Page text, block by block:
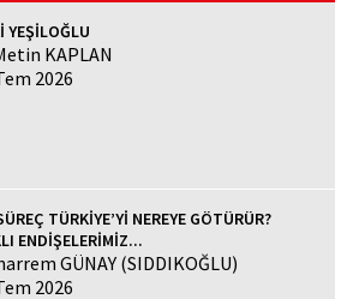
YEŞİLOĞLU
KAPLAN
2026
TÜRKİYE’Yİ NEREYE GÖTÜRÜR?
ENDİŞELERİMİZ...
GÜNAY (SIDDIKOĞLU)
2026